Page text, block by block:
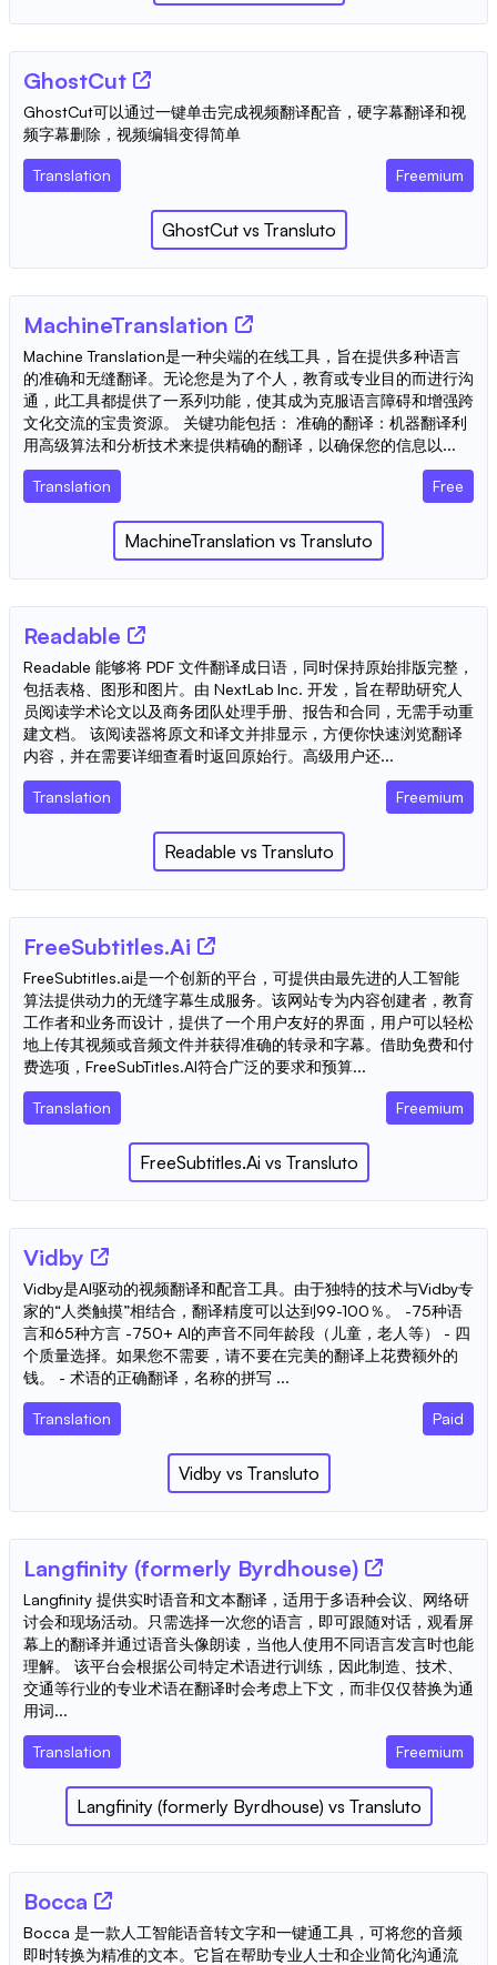
GhostCut
GhostCut可以通过一键单击完成视频翻译配音，硬字幕翻译和视
频字幕删除，视频编辑变得简单
Translation Freemium
GhostCutvs Transluto
MachineTranslation
Machine Translation是一种尖端的在线工具，旨在提供多种语言
的准确和无缝翻译。无论您是为了个人，教育或专业目的而进行沟
通，此工具都提供了一系列功能，使其成为克服语言障碍和增强跨
文化交流的宝贵资源。 关键功能包括： 准确的翻译：机器翻译利
用高级算法和分析技术来提供精确的翻译，以确保您的信息以...
Translation Free
MachineTranslation vs Transluto
Readable
Readable 能够将 PDF 文件翻译成日语，同时保持原始排版完整，
包括表格、图形和图片。由 NextLab Inc. 开发，旨在帮助研究人
员阅读学术论文以及商务团队处理手册、报告和合同，无需手动重
建文档。 该阅读器将原文和译文并排显示，方便你快速浏览翻译
内容，并在需要详细查看时返回原始行。高级用户还...
Translation Freemium
Readable vs Transluto
FreeSubtitles.Ai
FreeSubtitles.ai是一个创新的平台，可提供由最先进的人工智能
算法提供动力的无缝字幕生成服务。该网站专为内容创建者，教育
工作者和业务而设计，提供了一个用户友好的界面，用户可以轻松
地上传其视频或音频文件并获得准确的转录和字幕。借助免费和付
费选项，FreeSubTitles.AI符合广泛的要求和预算...
Translation Freemium
FreeSubtitles.Ai vs Transluto
Vidby
Vidby是AI驱动的视频翻译和配音工具。由于独特的技术与Vidby专
家的“人类触摸”相结合，翻译精度可以达到99-100％。 -75种语
言和65种方言 -750+ AI的声音不同年龄段（儿童，老人等） - 四
个质量选择。如果您不需要，请不要在完美的翻译上花费额外的
钱。 - 术语的正确翻译，名称的拼写 ...
Translation Paid
Vidby vs Transluto
Langfinity (formerly Byrdhouse)
Langfinity 提供实时语音和文本翻译，适用于多语种会议、网络研
讨会和现场活动。只需选择一次您的语言，即可跟随对话，观看屏
幕上的翻译并通过语音头像朗读，当他人使用不同语言发言时也能
理解。 该平台会根据公司特定术语进行训练，因此制造、技术、
交通等行业的专业术语在翻译时会考虑上下文，而非仅仅替换为通
用词...
Translation Freemium
Langfinity (formerly Byrdhouse) vs Transluto
Bocca
Bocca 是一款人工智能语音转文字和一键通工具，可将您的音频
即时转换为精准的文本。它旨在帮助专业人士和企业简化沟通流